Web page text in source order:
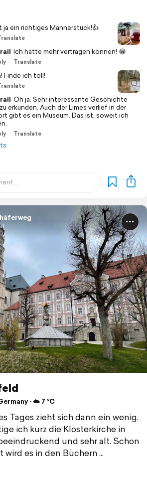
ja ein richtiges Männerstück!👍
Ich hätte mehr vertragen können! 😂
Translate
Finde ich toll!
Oh ja. Sehr interessante Geschichte
erkunden. Auch der Limes verlief in der
gibt es ein Museum. Das ist, soweit ich
Translate
⋅ ☁️ 7 °C
Tages zieht sich dann ein wenig.
ich kurz die Klosterkirche in
und sehr alt. Schon
wird es in den Büchern